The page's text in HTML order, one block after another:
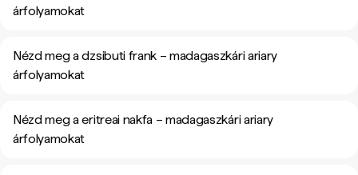
árfolyamokat
Nézd meg a dzsibuti frank – madagaszkári ariary
árfolyamokat
Nézd meg a eritreai nakfa – madagaszkári ariary
árfolyamokat